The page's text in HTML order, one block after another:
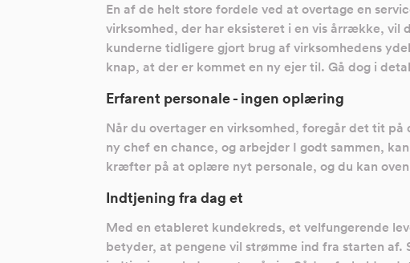
En af de helt store fordele ved at overtage en
virksomhed, der har eksisteret i en vis årrække, vil
kunderne tidligere gjort brug af virksomhedens
knap, at der er kommet en ny ejer til. Gå dog i
Erfarent personale - ingen oplæring
Når du overtager en virksomhed, foregår det tit
ny chef en chance, og arbejder I godt sammen,
kræfter på at oplære nyt personale, og du kan
Indtjening fra dag et
Med en etableret kundekreds, et velfungerende
betyder, at pengene vil strømme ind fra starten